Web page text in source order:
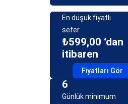
En düşük fiyatlı
sefer
₺599,00 ‘dan
itibaren
Fiyatları Gör
6
Günlük minimum